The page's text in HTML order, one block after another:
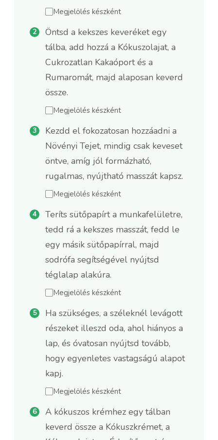
Megjelölés készként
Öntsd a kekszes keveréket egy
tálba, add hozzá a Kókuszolajat, a
Cukrozatlan Kakaóport és a
Rumaromát, majd alaposan keverd
össze.
Megjelölés készként
Kezdd el fokozatosan hozzáadni a
Növényi Tejet, mindig csak keveset
öntve, amíg jól formázható,
rugalmas, nyújtható masszát kapsz.
Megjelölés készként
Teríts sütőpapírt a munkafelületre,
tedd rá a kekszes masszát, fedd le
egy másik sütőpapírral, majd
sodrófa segítségével nyújtsd
téglalap alakúra.
Megjelölés készként
Ha szükséges, a széleknél levágott
részeket illeszd oda, ahol hiányos a
lap, és óvatosan nyújtsd tovább,
hogy egyenletes vastagságú alapot
kapj.
Megjelölés készként
A kókuszos krémhez egy tálban
keverd össze a Kókuszkrémet, a